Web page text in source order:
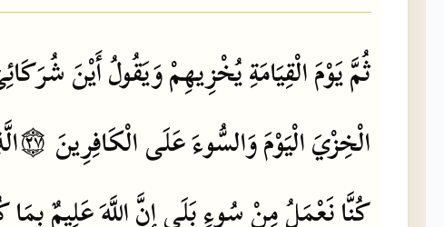
ثُمَّيَوْمَالْقِيَامَةِيُخْزِيهِمْوَيَقُولُأَيْنَ
الْخِزْيَالْيَوْمَوَالسُّوءَعَلَىالْكَافِرِينَ ۝٢٧
كُنَّانَعْمَلُمِنْسُوءٍبَلَىإِنَّاللَّهَعَلِيمٌبِمَا